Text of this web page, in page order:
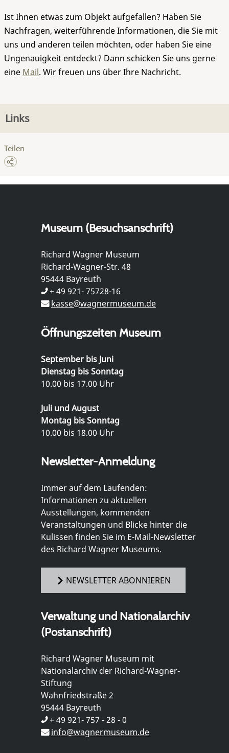
Ist Ihnen etwas zum Objekt aufgefallen? Haben Sie
Nachfragen, weiterführende Informationen, die Sie mit
uns und anderen teilen möchten, oder haben Sie eine
Ungenauigkeit entdeckt? Dann schicken Sie uns gerne
eine Mail. Wir freuen uns über Ihre Nachricht.
Links
Teilen
Museum (Besuchsanschrift)
Richard Wagner Museum
Richard-Wagner-Str. 48
95444 Bayreuth
+ 49 921- 75728-16
kasse@wagnermuseum.de
Öffnungszeiten Museum
September bis Juni
Dienstag bis Sonntag
10.00 bis 17.00 Uhr
Juli und August
Montag bis Sonntag
10.00 bis 18.00 Uhr
Newsletter-Anmeldung
Immer auf dem Laufenden:
Informationen zu aktuellen
Ausstellungen, kommenden
Veranstaltungen und Blicke hinter die
Kulissen finden Sie im E-Mail-Newsletter
des Richard Wagner Museums.
NEWSLETTER ABONNIEREN
Verwaltung und Nationalarchiv
(Postanschrift)
Richard Wagner Museum mit
Nationalarchiv der Richard-Wagner-
Stiftung
Wahnfriedstraße 2
95444 Bayreuth
+ 49 921- 757 - 28 - 0
info@wagnermuseum.de